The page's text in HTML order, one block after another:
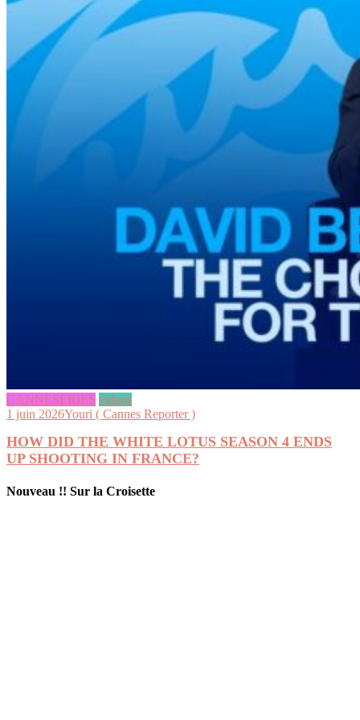
CANNESERIES videos
1 juin 2026Youri ( Cannes Reporter )
HOW DID THE WHITE LOTUS SEASON 4 ENDS
UP SHOOTING IN FRANCE?
Nouveau !! Sur la Croisette